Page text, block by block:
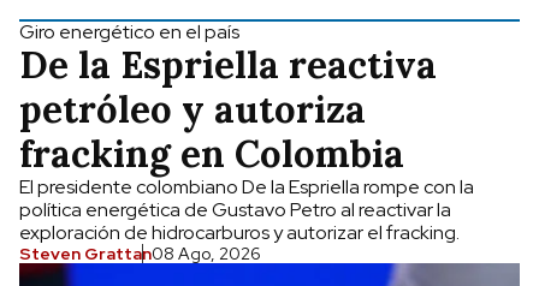
Giro energético en el país
De la Espriella reactiva
petróleo y autoriza
fracking en Colombia
El presidente colombiano De la Espriella rompe con la
política energética de Gustavo Petro al reactivar la
exploración de hidrocarburos y autorizar el fracking.
Steven Grattan08 Ago, 2026